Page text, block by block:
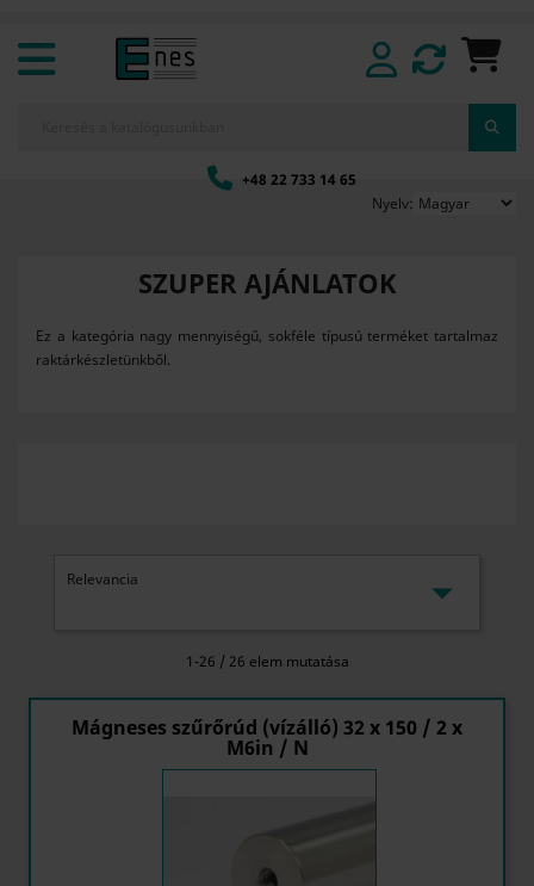
+48 22 733 14 65
Nyelv:
SZUPER AJÁNLATOK
Ez a kategória nagy mennyiségű, sokféle típusú terméket tartalmaz
raktárkészletünkből.
Relevancia 
1-26 / 26 elem mutatása
Mágneses szűrőrúd (vízálló) 32 x 150 / 2 x
M6in / N